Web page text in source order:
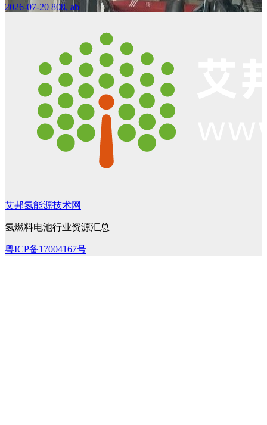
2026-07-20 808, ab
艾邦氢能源技术网
氢燃料电池行业资源汇总
粤ICP备17004167号